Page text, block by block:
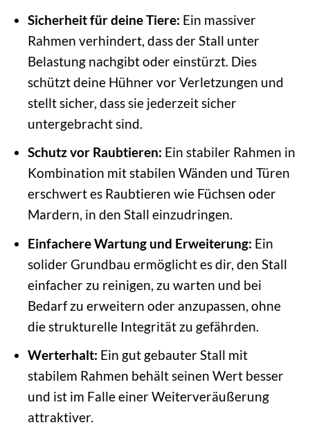
Sicherheit für deine Tiere: Ein massiver
Rahmen verhindert, dass der Stall unter
Belastung nachgibt oder einstürzt. Dies
schützt deine Hühner vor Verletzungen und
stellt sicher, dass sie jederzeit sicher
untergebracht sind.
Schutz vor Raubtieren: Ein stabiler Rahmen in
Kombination mit stabilen Wänden und Türen
erschwert es Raubtieren wie Füchsen oder
Mardern, in den Stall einzudringen.
Einfachere Wartung und Erweiterung: Ein
solider Grundbau ermöglicht es dir, den Stall
einfacher zu reinigen, zu warten und bei
Bedarf zu erweitern oder anzupassen, ohne
die strukturelle Integrität zu gefährden.
Werterhalt: Ein gut gebauter Stall mit
stabilem Rahmen behält seinen Wert besser
und ist im Falle einer Weiterveräußerung
attraktiver.